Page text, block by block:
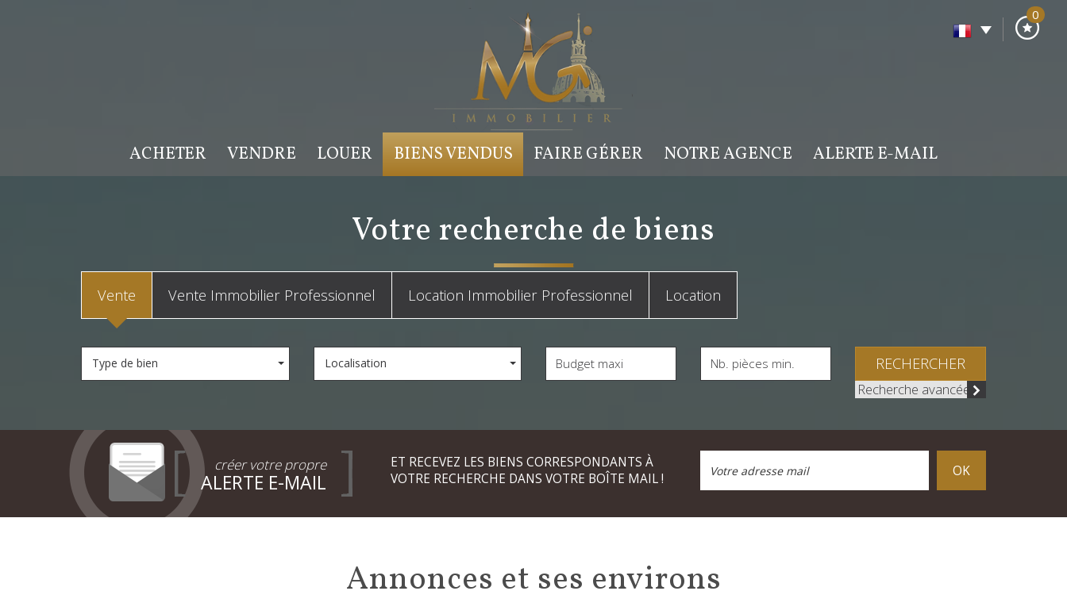
0
ACHETER VENDRE LOUER BIENS VENDUS FAIRE GÉRER NOTRE AGENCE ALERTE E-MAIL
Votre recherche de biens
Vente Vente Immobilier Professionnel Location Immobilier Professionnel Location
Type de bien Localisation RECHERCHER
Recherche avancée
créer votre propre
ALERTE E-MAIL
ET RECEVEZ LES BIENS CORRESPONDANTS À
VOTRE RECHERCHE DANS VOTRE BOÎTE MAIL !
OK
Annonces et ses environs